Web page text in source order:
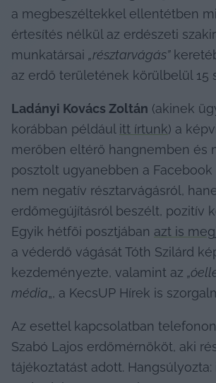
a megbeszéltekkel ellentétben
értesítés nélkül az erdészeti
munkatársai „résztarvágás”
az erdő területének körülbelül 15
Ladányi Kovács Zoltán (akinek
korábban például itt írtunk) a
merőben eltérő hangnemben és
posztolt ugyanebben a Facebook
nem negatív résztarvágásról,
erdőmegújításról beszélt, pozitív
Egyik hétfői posztjában azt is
a véderdő vágását Tóth Szilárd
kezdeményezte, valamint az
média„, a KecsUP Hírek is
Az esettel kapcsolatban
Szabó Lajos erdőmérnököt, aki
tájékoztatást adott.